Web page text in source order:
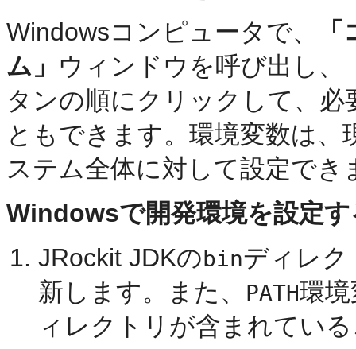
Windowsコンピュータで、
ム」 ウィンドウを呼び出し、
タンの順にクリックして、
ともできます。環境変数は
ステム全体に対して設定でき
Windowsで開発環境を設定
JRockit JDKの binディレク
新します。また、
PATH環
ィレクトリが含まれてい